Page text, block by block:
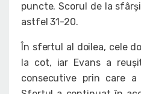
puncte. Scorul de la
astfel 31-20.
În sfertul al doilea, cele
la cot, iar Evans a
consecutive prin care